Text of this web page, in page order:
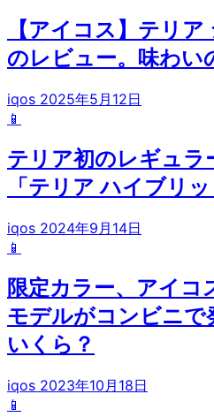
【アイコス】テリ
のレビュー。味わい
iqos 2025年5月12日
📱
テリア初のレギュラ
「テリア ハイブリ
iqos 2024年9月14日
📱
限定カラー、アイコ
モデルがコンビニで
いくら？
iqos 2023年10月18日
📱